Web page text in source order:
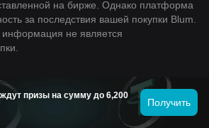
на бирже. Однако платформа
за последствия вашей покупки Blum.
информация не является
Token/NPR
призы на сумму до 6,200
Получить